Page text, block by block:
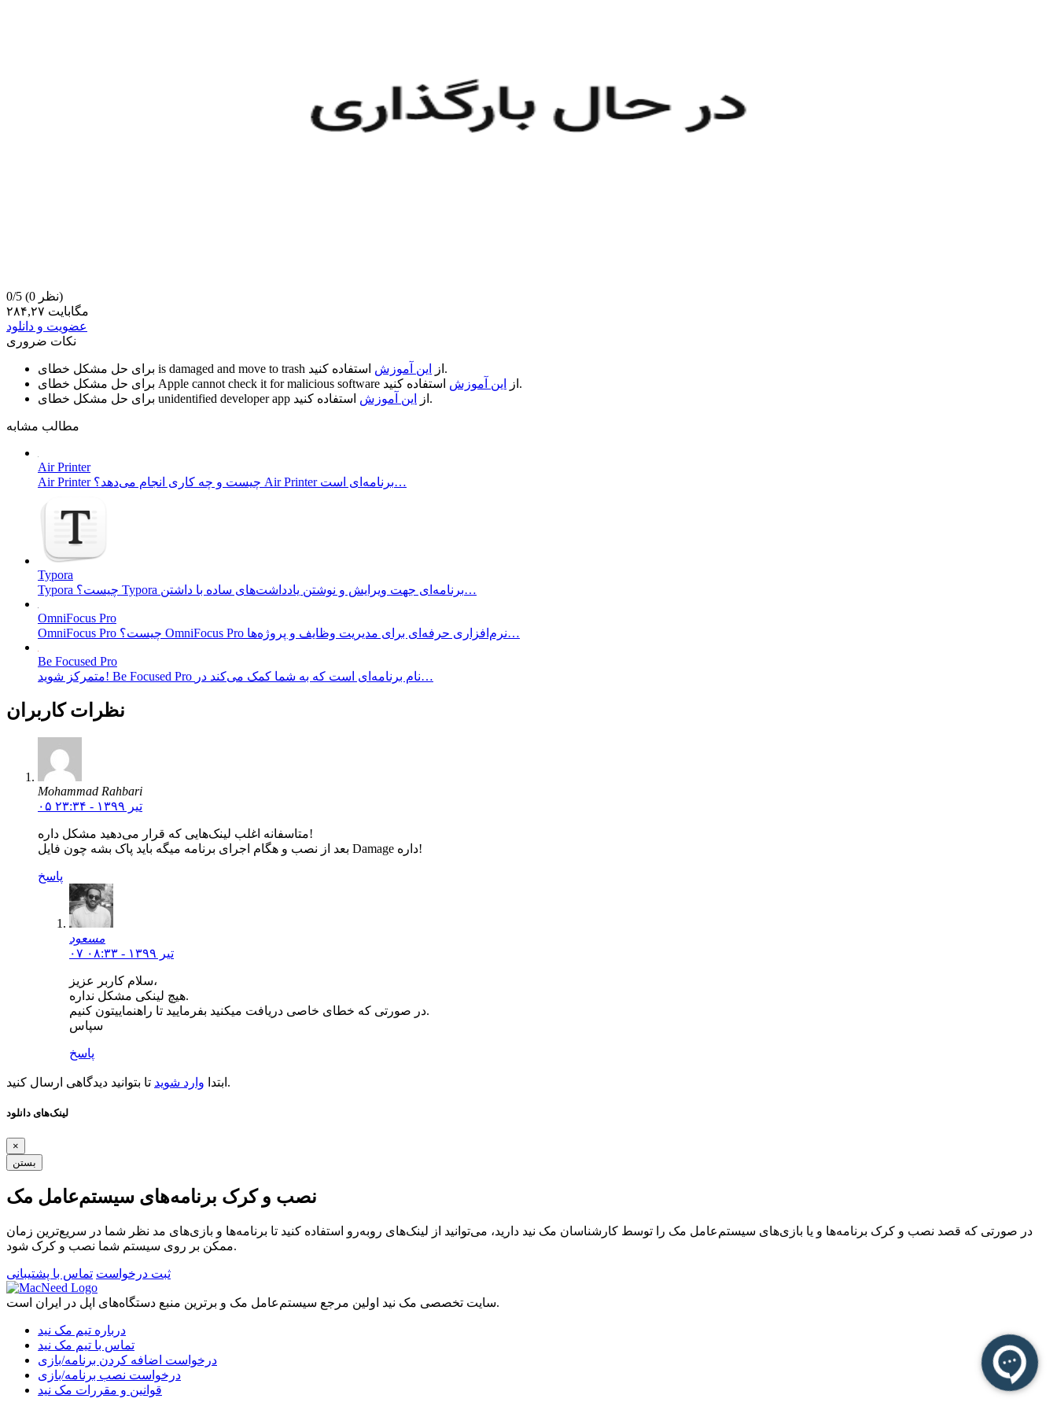
0/5
(0 نظر)
۲۸۴,۲۷ مگابایت
عضویت و دانلود
نکات ضروری
is damaged and move to trash از این آموزش
استفاده کنید.
Apple cannot check it for malicious software از این آموزش
استفاده کنید.
unidentified developer app از این آموزش استفاده کنید.
مطالب مشابه
Air Printer
Air Printer چیست و چه کاری انجام می‌دهد؟ Air Printer برنامه‌ای است…
Typora
Typora چیست؟ Typora برنامه‌ای جهت ویرایش و نوشتن یادداشت‌های ساده با داشتن…
OmniFocus Pro
OmniFocus Pro چیست؟ OmniFocus Pro نرم‌افزاری حرفه‌ای برای مدیریت وظایف و پروژه‌ها…
Be Focused Pro
متمرکز شوید! Be Focused Pro نام برنامه‌ای است که به شما کمک می‌کند در…
نظرات کاربران
Mohammad Rahbari
۰۵ تیر ۱۳۹۹ - ۲۳:۳۴
متاسفانه اغلب لینک‌هایی که قرار می‌دهید مشکل داره!
بعد از نصب و هگام اجرای برنامه میگه باید پاک بشه چون فایل Damage داره!
پاسخ
مسعود
۰۷ تیر ۱۳۹۹ - ۰۸:۳۳
سلام کاربر عزیز،
هیچ لینکی مشکل نداره.
در صورتی که خطای خاصی دریافت میکنید بفرمایید تا راهنماییتون کنیم.
سپاس
پاسخ
ابتدا وارد شوید تا بتوانید دیدگاهی ارسال کنید.
لینک‌های دانلود
×
بستن
نصب و کرک برنامه‌های سیستم‌عامل مک
در صورتی که قصد نصب و کرک برنامه‌ها و یا بازی‌های سیستم‌عامل مک را توسط کارشناسان مک نید دارید، می‌توانید از لینک‌های رو‌به‌رو استفاده کنید تا برنامه‌ها و بازی‌های مد نظر شما در سریع‌ترین زمان
ممکن بر روی سیستم شما نصب و کرک شود.
ثبت درخواست تماس با پشتیبانی
سایت تخصصی مک نید اولین مرجع سیستم‌عامل مک و برترین منبع دستگاه‌های اپل در ایران است.
درباره تیم مک نید
تماس با تیم مک نید
درخواست اضافه کردن برنامه/بازی
درخواست نصب برنامه/بازی
قوانین و مقررات مک نید